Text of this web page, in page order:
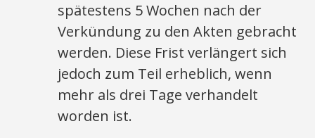
spätestens 5 Wochen nach der
Verkündung zu den Akten gebracht
werden. Diese Frist verlängert sich
jedoch zum Teil erheblich, wenn
mehr als drei Tage verhandelt
worden ist.